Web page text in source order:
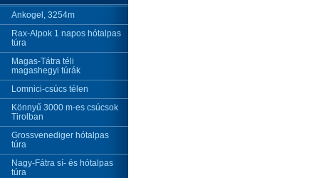
Ankogel, 3254m
Rax-Alpok 1 napos hótalpas
túra
Magas-Tátra téli
magashegyi túrák
Lomnici-csúcs télen
Könnyű 3000 m-es csúcsok
Tirolban
Grossvenediger hótalpas
túra
Nagy-Fátra sí- és hótalpas
túra